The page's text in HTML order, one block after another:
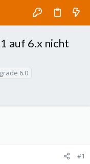
auf 6.x nicht
6.0
#1